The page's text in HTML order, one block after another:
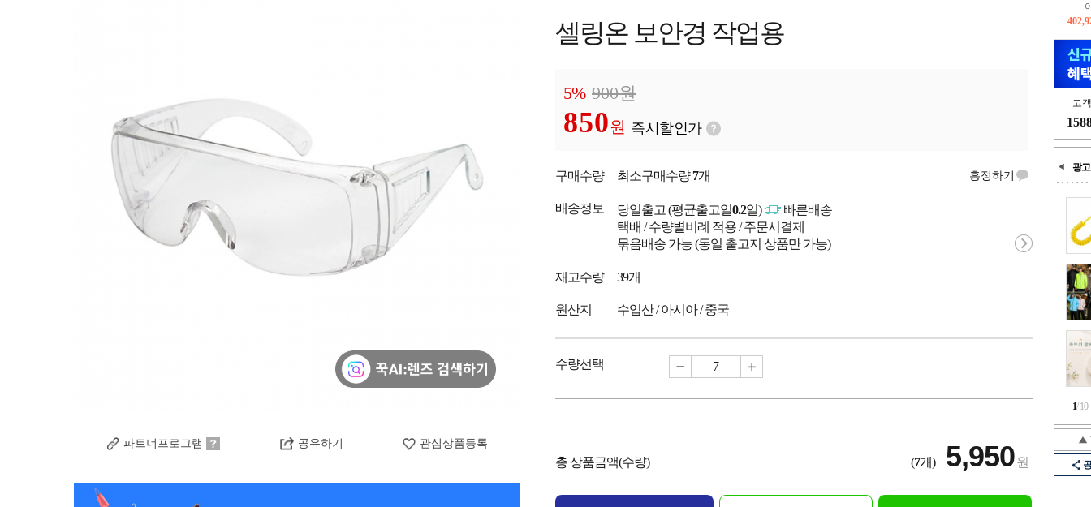
오
고
광고
1/10
파트너프로그램 공유하기 관심상품등록
셀링온 보안경 작업용
5% 900원
850원 즉시할인가
구매수량 최소구매수량7개 흥정하기
배송정보 당일출고 (평균출고일0.2일)
빠른배송
택배 / 수량별비례 적용 / 주문시결제
묶음배송 가능 (동일 출고지 상품만 가능)
재고수량 39개
원산지 수입산 / 아시아 / 중국
수량선택
총 상품금액(수량) (7개) 5,950원